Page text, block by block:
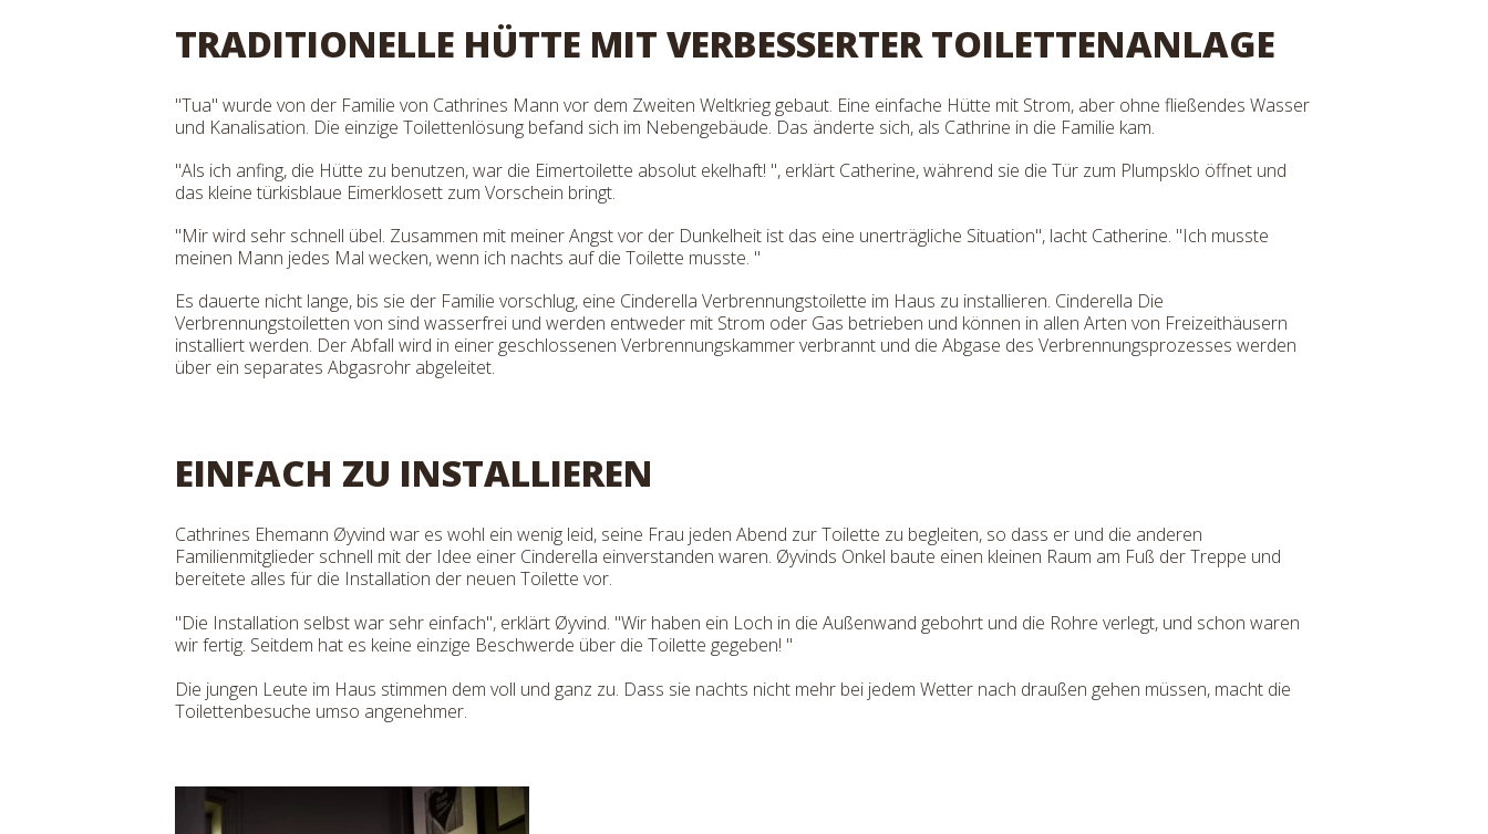
TRADITIONELLE HÜTTE MIT VERBESSERTER TOILETTENANLAGE
"Tua" wurde von der Familie von Cathrines Mann vor dem Zweiten Weltkrieg gebaut. Eine einfache Hütte mit Strom, aber ohne fließendes Wasser
und Kanalisation. Die einzige Toilettenlösung befand sich im Nebengebäude. Das änderte sich, als Cathrine in die Familie kam.
"Als ich anfing, die Hütte zu benutzen, war die Eimertoilette absolut ekelhaft! ", erklärt Catherine, während sie die Tür zum Plumpsklo öffnet und
das kleine türkisblaue Eimerklosett zum Vorschein bringt.
"Mir wird sehr schnell übel. Zusammen mit meiner Angst vor der Dunkelheit ist das eine unerträgliche Situation", lacht Catherine. "Ich musste
meinen Mann jedes Mal wecken, wenn ich nachts auf die Toilette musste. "
Es dauerte nicht lange, bis sie der Familie vorschlug, eine Cinderella Verbrennungstoilette im Haus zu installieren. Cinderella Die
Verbrennungstoiletten von sind wasserfrei und werden entweder mit Strom oder Gas betrieben und können in allen Arten von Freizeithäusern
installiert werden. Der Abfall wird in einer geschlossenen Verbrennungskammer verbrannt und die Abgase des Verbrennungsprozesses werden
über ein separates Abgasrohr abgeleitet.
EINFACH ZU INSTALLIEREN
Cathrines Ehemann Øyvind war es wohl ein wenig leid, seine Frau jeden Abend zur Toilette zu begleiten, so dass er und die anderen
Familienmitglieder schnell mit der Idee einer Cinderella einverstanden waren. Øyvinds Onkel baute einen kleinen Raum am Fuß der Treppe und
bereitete alles für die Installation der neuen Toilette vor.
"Die Installation selbst war sehr einfach", erklärt Øyvind. "Wir haben ein Loch in die Außenwand gebohrt und die Rohre verlegt, und schon waren
wir fertig. Seitdem hat es keine einzige Beschwerde über die Toilette gegeben! "
Die jungen Leute im Haus stimmen dem voll und ganz zu. Dass sie nachts nicht mehr bei jedem Wetter nach draußen gehen müssen, macht die
Toilettenbesuche umso angenehmer.